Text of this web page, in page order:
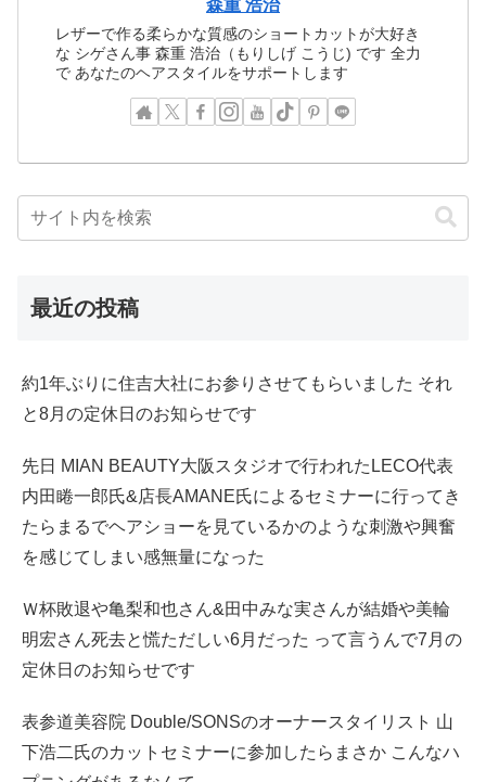
森重 浩治
レザーで作る柔らかな質感のショートカットが大好き
な シゲさん事 森重 浩治（もりしげ こうじ) です 全力
で あなたのヘアスタイルをサポートします
最近の投稿
約1年ぶりに住吉大社にお参りさせてもらいました それ
と8月の定休日のお知らせです
先日 MIAN BEAUTY大阪スタジオで行われたLECO代表
内田睠一郎氏&店長AMANE氏によるセミナーに行ってき
たらまるでヘアショーを見ているかのような刺激や興奮
を感じてしまい感無量になった
Ｗ杯敗退や亀梨和也さん&田中みな実さんが結婚や美輪
明宏さん死去と慌ただしい6月だった って言うんで7月の
定休日のお知らせです
表参道美容院 Double/SONSのオーナースタイリスト 山
下浩二氏のカットセミナーに参加したらまさか こんなハ